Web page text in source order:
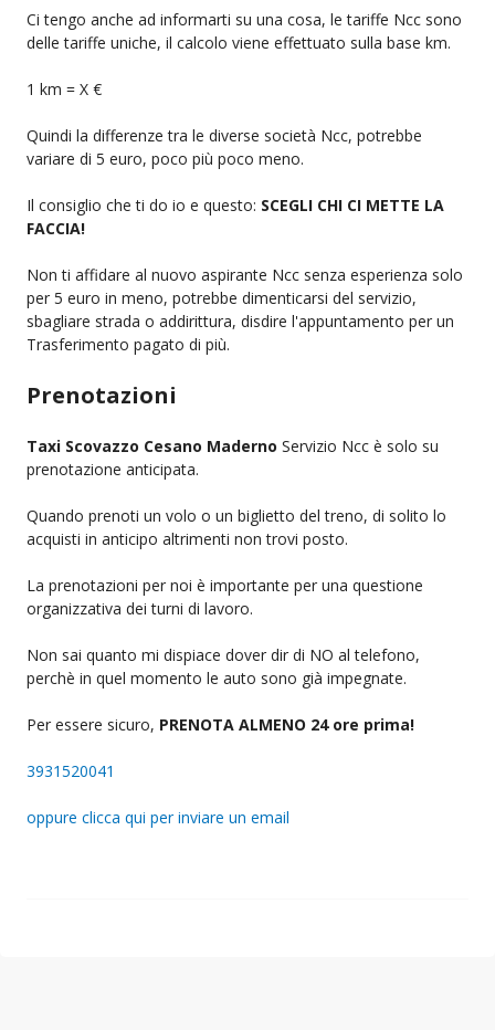
Ci tengo anche ad informarti su una cosa, le tariffe Ncc sono
delle tariffe uniche, il calcolo viene effettuato sulla base km.
1 km = X €
Quindi la differenze tra le diverse società Ncc, potrebbe
variare di 5 euro, poco più poco meno.
Il consiglio che ti do io e questo: SCEGLI CHI CI METTE LA
FACCIA!
Non ti affidare al nuovo aspirante Ncc senza esperienza solo
per 5 euro in meno, potrebbe dimenticarsi del servizio,
sbagliare strada o addirittura, disdire l'appuntamento per un
Trasferimento pagato di più.
Prenotazioni
Taxi Scovazzo Cesano Maderno Servizio Ncc è solo su
prenotazione anticipata.
Quando prenoti un volo o un biglietto del treno, di solito lo
acquisti in anticipo altrimenti non trovi posto.
La prenotazioni per noi è importante per una questione
organizzativa dei turni di lavoro.
Non sai quanto mi dispiace dover dir di NO al telefono,
perchè in quel momento le auto sono già impegnate.
Per essere sicuro, PRENOTA ALMENO 24 ore prima!
3931520041
oppure clicca qui per inviare un email